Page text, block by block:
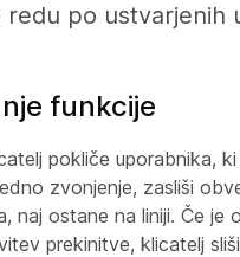
po ustvarjenih
funkcije
pokliče uporabnika,
zvonjenje, zasliši
naj ostane na liniji. Če je
prekinitve, klicatelj